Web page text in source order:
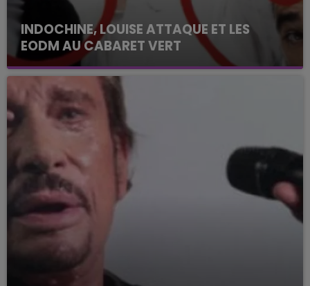
INDOCHINE, LOUISE ATTAQUE ET LES
EODM AU CABARET VERT